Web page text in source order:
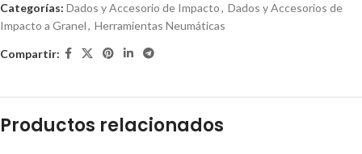
Categorías: Dados y Accesorio de Impacto, Dados y Accesorios de
Impacto a Granel, Herramientas Neumáticas
Compartir:
Productos relacionados